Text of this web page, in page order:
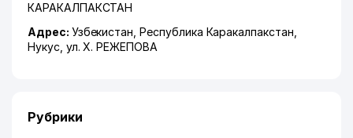
КАРАКАЛПАКСТАН
Адрес: Узбекистан,Республика Каракалпакстан
Нукус ул. Х. РЕЖЕПОВА
Рубрики